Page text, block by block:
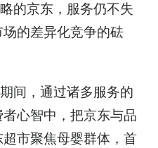
的京东，服务仍不失
的差异化竞争的砝
间，通过诸多服务的
心智中，把京东与品
市聚焦母婴群体，首